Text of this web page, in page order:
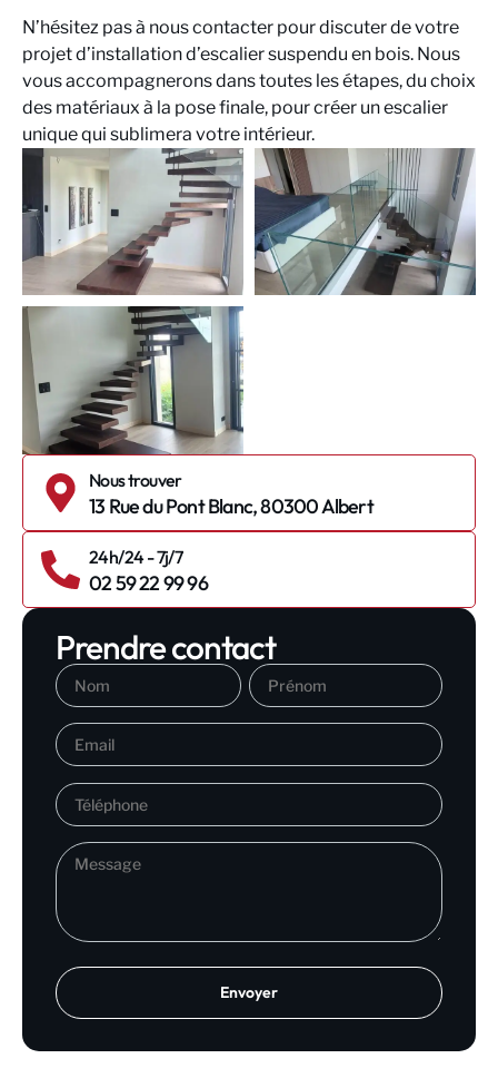
N’hésitez pas à nous contacter pour discuter de votre
projet d’installation d’escalier suspendu en bois. Nous
vous accompagnerons dans toutes les étapes, du choix
des matériaux à la pose finale, pour créer un escalier
unique qui sublimera votre intérieur.
Nous trouver
13 Rue du Pont Blanc, 80300 Albert
24h/24 - 7j/7
02 59 22 99 96
Prendre contact